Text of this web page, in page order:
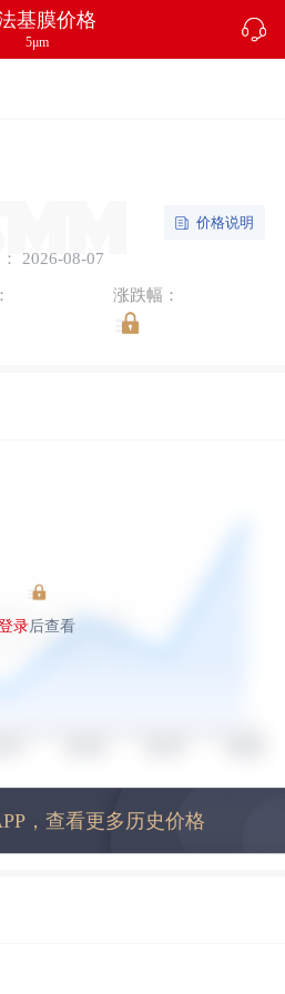
基膜价格
5μm
2026-08-07
价格说明
涨跌幅：
录后查看
，查看更多历史价格